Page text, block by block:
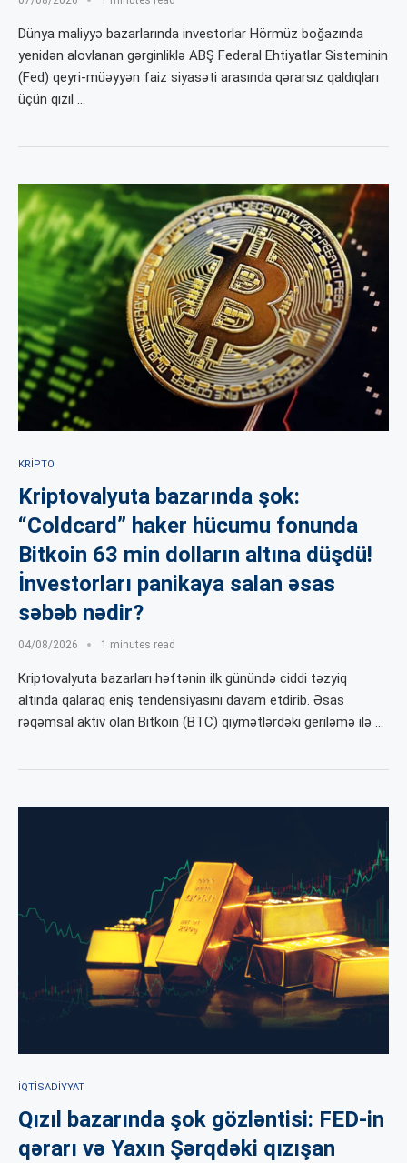
Dünya maliyyə bazarlarında investorlar Hörmüz boğazında
yenidən alovlanan gərginliklə ABŞ Federal Ehtiyatlar Sisteminin
(Fed) qeyri-müəyyən faiz siyasəti arasında qərarsız qaldıqları
üçün qızıl …
KRIPTO
Kriptovalyuta bazarında şok:
“Coldcard” haker hücumu fonunda
Bitkoin 63 min dolların altına düşdü!
İnvestorları panikaya salan əsas
səbəb nədir?
04/08/2026 1 minutes read
Kriptovalyuta bazarları həftənin ilk günündə ciddi təzyiq
altında qalaraq eniş tendensiyasını davam etdirib. Əsas
rəqəmsal aktiv olan Bitkoin (BTC) qiymətlərdəki geriləmə ilə …
İQTISADIYYAT
Qızıl bazarında şok gözləntisi: FED-in
qərarı və Yaxın Şərqdəki qızışan